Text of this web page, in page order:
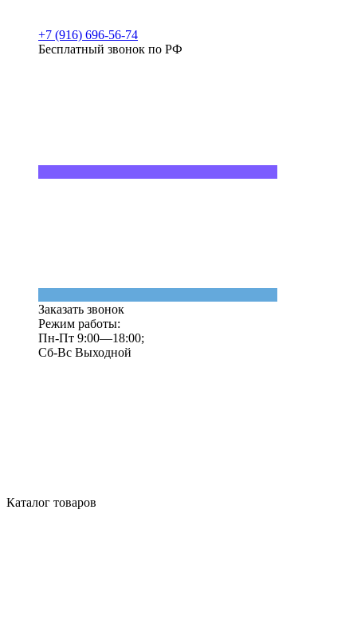
+7 (916) 696-56-74
Бесплатный звонок по РФ
Заказать звонок
Режим работы:
Пн-Пт 9:00—18:00;
Сб-Вс Выходной
Каталог товаров